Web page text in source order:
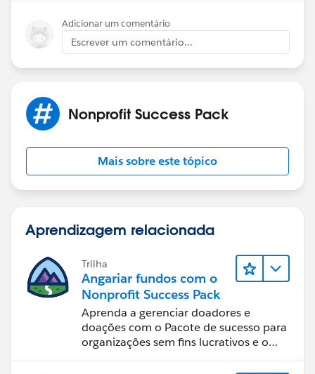
Adicionar um comentário
Escrever um comentário...
Nonprofit Success Pack
Mais sobre este tópico
Aprendizagem relacionada
Trilha
Angariar fundos com o
Nonprofit Success Pack
Aprenda a gerenciar doadores e
doações com o Pacote de sucesso para
organizações sem fins lucrativos e o